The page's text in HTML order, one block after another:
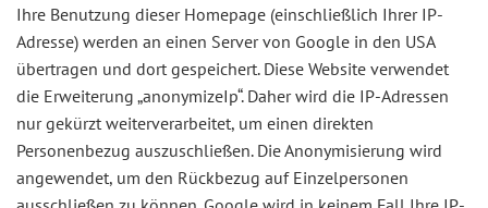
Ihre Benutzung dieser Homepage (einschließlich Ihrer IP-
Adresse) werden an einen Server von Google in den USA
übertragen und dort gespeichert. Diese Website verwendet
die Erweiterung „anonymizeIp“. Daher wird die IP-Adressen
nur gekürzt weiterverarbeitet, um einen direkten
Personenbezug auszuschließen. Die Anonymisierung wird
angewendet, um den Rückbezug auf Einzelpersonen